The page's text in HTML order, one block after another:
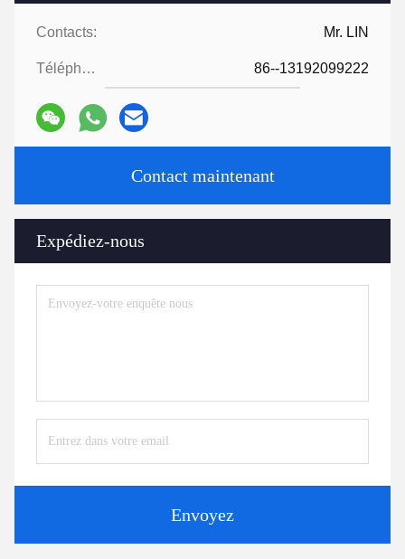
Contacts: Mr. LIN
Téléphone: 86--13192099222
Contact maintenant
Expédiez-nous
Envoyez